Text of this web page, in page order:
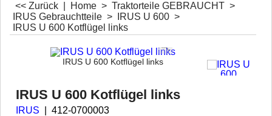
<< Zurück Home > Traktorteile GEBRAUCHT >
IRUS Gebrauchtteile > IRUS U 600 >
IRUS U 600 Kotflügel links
IRUS U 600 Kotflügel links
IRUS U 600 Kotflügel links
IRUS 412-0700003